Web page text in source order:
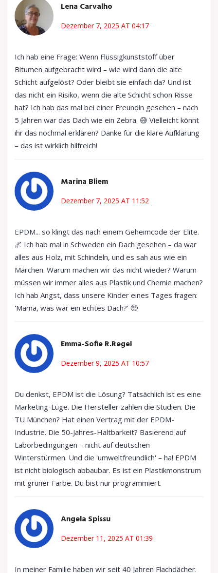
Lena Carvalho
Dezember 7, 2025 AT 04:17
Ich hab eine Frage: Wenn Flüssigkunststoff über
Bitumen aufgebracht wird – wie wird dann die alte
Schicht aufgelöst? Oder bleibt sie einfach da? Und ist
das nicht ein Risiko, wenn die alte Schicht schon Risse
hat? Ich hab das mal bei einer Freundin gesehen – nach
5 Jahren war das Dach wie ein Zebra. 😅 Vielleicht könnt
ihr das nochmal erklären? Danke für die klare Aufklärung
– das ist wirklich hilfreich!
Marina Bliem
Dezember 7, 2025 AT 11:52
EPDM... so klingt das nach einem Geheimcode der Elite.
🌌 Ich hab mal in Schweden ein Dach gesehen – da war
alles aus Holz, mit Schindeln, und es sah aus wie ein
Märchen. Warum machen wir das nicht wieder? Warum
müssen wir immer alles aus Plastik und Chemie machen?
Ich hab Angst, dass unsere Kinder eines Tages fragen:
'Mama, was war ein echtes Dach?' 🥺
Emma-Sofie R.Regel
Dezember 9, 2025 AT 10:57
Du denkst, EPDM ist die Lösung? Tatsächlich ist es eine
Marketing-Lüge. Die Hersteller zahlen die Studien. Die
TU München? Hat einen Vertrag mit der EPDM-
Industrie. Die 50-Jahres-Haltbarkeit? Basierend auf
Laborbedingungen – nicht auf deutschen
Winterstürmen. Und die 'umweltfreundlich' – ha! EPDM
ist nicht biologisch abbaubar. Es ist ein Plastikmonstrum
mit grüner Farbe. Du bist nur programmiert.
Angela Spissu
Dezember 11, 2025 AT 01:39
In meiner Familie haben wir seit 40 Jahren Flachdächer.